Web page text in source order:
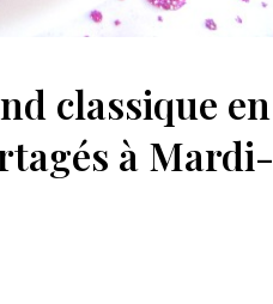
classique en
à Mardi-